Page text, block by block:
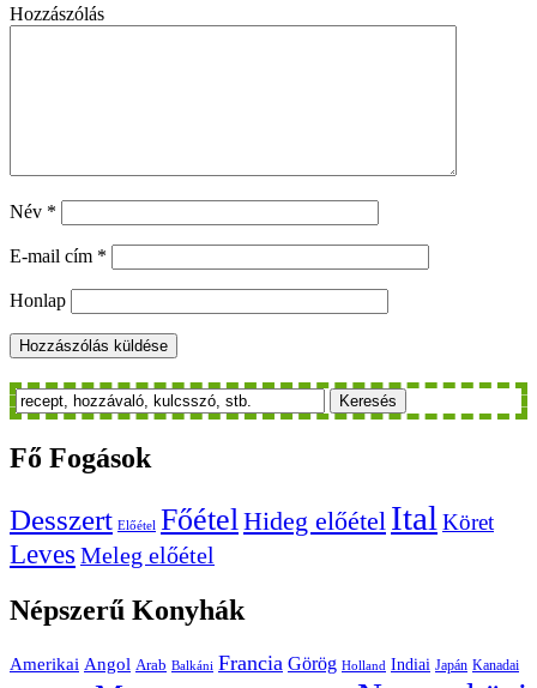
Hozzászólás
Név *
E-mail cím *
Honlap
Keresés
Fő Fogások
Desszert Előétel FőételHideg előétel Ital Köret
Leves Meleg előétel
Népszerű Konyhák
Amerikai Angol Arab Balkáni Francia Görög Holland Indiai Japán Kanadai